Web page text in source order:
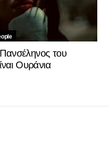
του
Ουράνια